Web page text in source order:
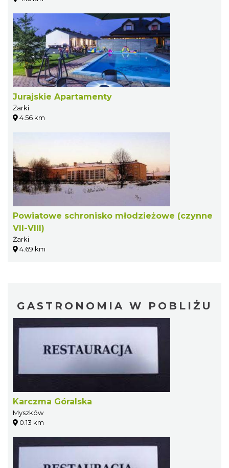
Jurajskie Apartamenty
Żarki
4.56 km
Powiatowe schronisko młodzieżowe (czynne
VII-VIII)
Żarki
4.69 km
GASTRONOMIA W POBLIŻU
Karczma Góralska
Myszków
0.13 km